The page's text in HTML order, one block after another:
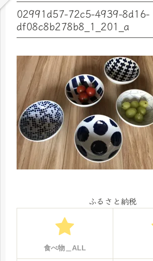
02991d57-72c5-4939-8d16-
df08c8b278b8_1_201_a
ふるさと納税
食べ物＿ALL